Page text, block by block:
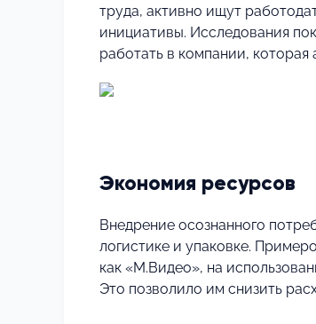
труда, активно ищут
инициативы. Исследования
работать в компании, которая
Экономия ресурсов
Внедрение осознанного
логистике и упаковке.
как «М.Видео», на
Это позволило им снизить